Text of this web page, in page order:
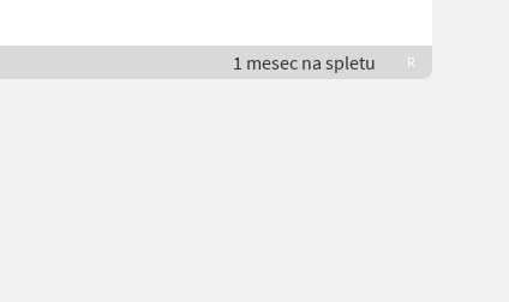
1 mesec na spletu R